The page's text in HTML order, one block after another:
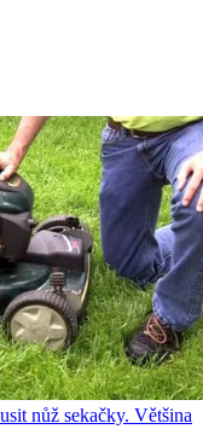
nůž sekačky. Většina